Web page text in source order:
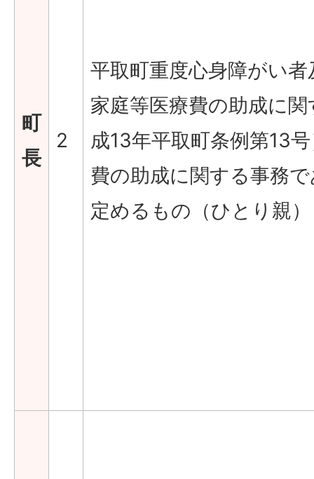
町
長
2
平取町重度心身障がい
家庭等医療費の助成に
成13年平取町条例第13
費の助成に関する事務
定めるもの（ひとり親）